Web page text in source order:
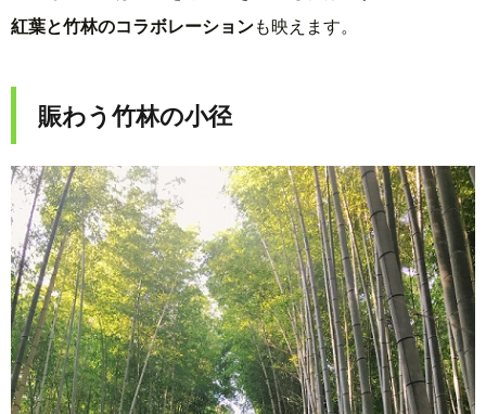
紅葉と竹林のコラボレーションも映えます。
賑わう竹林の小径